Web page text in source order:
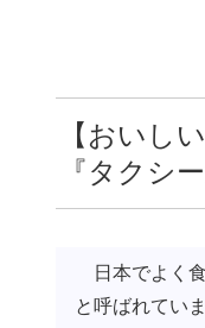
【おいし
『タクシ
日本でよく食
と呼ばれてい